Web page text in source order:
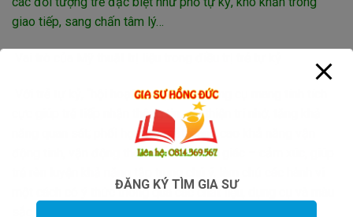
giao tiếp, sang chấn tâm lý…
Với trẻ tự kỷ, “hội hoạ” là một kênh công cụ mang tính tích
cực giúp trẻ tiếp nhận thông tin, cải thiện trí nhớ, tăng khả
năng quan sát; phối hợp tay mắt, nâng cao khả năng vận
động tinh, vận động thô, điều hoà cảm giác – cảm xúc, giúp
một cách có ý thức thông qua các chất liệu, dụng cụ và màu
ĐĂNG KÝ TÌM GIA SƯ